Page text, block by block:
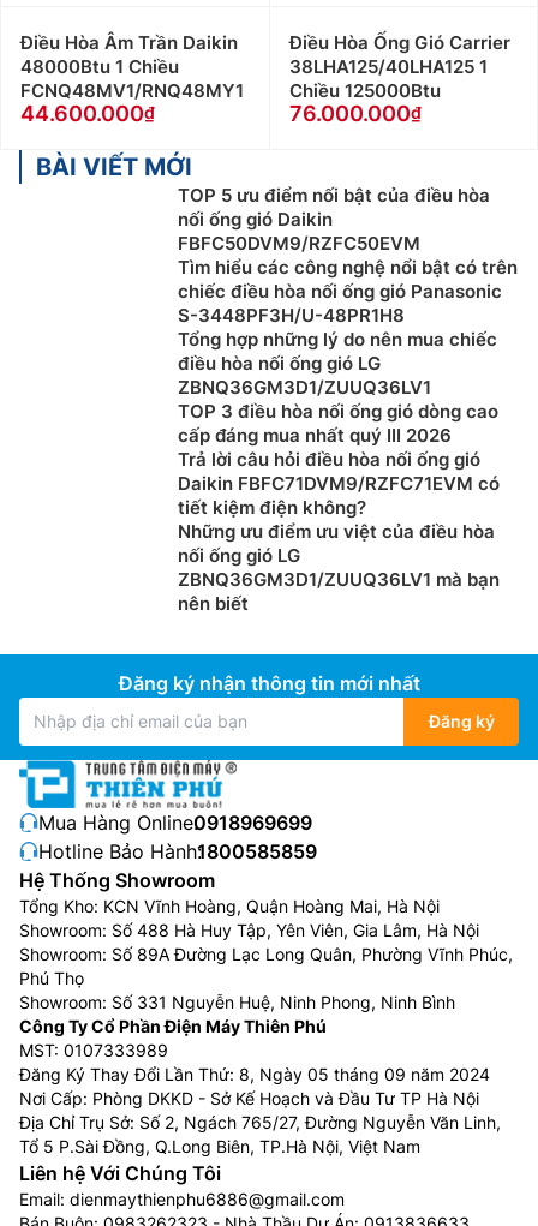
Điều Hòa Âm Trần Daikin
48000Btu 1 Chiều
FCNQ48MV1/RNQ48MY1
44.600.000
Điều Hòa Ống Gió Carrier
38LHA125/40LHA125 1
Chiều 125000Btu
76.000.000
BÀI VIẾT MỚI
TOP 5 ưu điểm nối bật của điều hòa
nối ống gió Daikin
FBFC50DVM9/RZFC50EVM
Tìm hiểu các công nghệ nổi bật có trên
chiếc điều hòa nối ống gió Panasonic
S-3448PF3H/U-48PR1H8
Tổng hợp những lý do nên mua chiếc
điều hòa nối ống gió LG
ZBNQ36GM3D1/ZUUQ36LV1
TOP 3 điều hòa nối ống gió dòng cao
cấp đáng mua nhất quý III 2026
Trả lời câu hỏi điều hòa nối ống gió
Daikin FBFC71DVM9/RZFC71EVM có
tiết kiệm điện không?
Những ưu điểm ưu việt của điều hòa
nối ống gió LG
ZBNQ36GM3D1/ZUUQ36LV1 mà bạn
nên biết
Đăng ký nhận thông tin mới nhất
Đăng ký
Mua Hàng Online:0918969699
Hotline Bảo Hành:1800585859
Hệ Thống Showroom
Tổng Kho: KCN Vĩnh Hoàng, Quận Hoàng Mai, Hà Nội
Showroom: Số 488 Hà Huy Tập, Yên Viên, Gia Lâm, Hà Nội
Showroom: Số 89A Đường Lạc Long Quân, Phường Vĩnh Phúc,
Phú Thọ
Showroom: Số 331 Nguyễn Huệ, Ninh Phong, Ninh Bình
Công Ty Cổ Phần Điện Máy Thiên Phú
MST: 0107333989
Đăng Ký Thay Đổi Lần Thứ: 8, Ngày 05 tháng 09 năm 2024
Nơi Cấp: Phòng DKKD - Sở Kế Hoạch và Đầu Tư TP Hà Nội
Địa Chỉ Trụ Sở: Số 2, Ngách 765/27, Đường Nguyễn Văn Linh,
Tổ 5 P.Sài Đồng, Q.Long Biên, TP.Hà Nội, Việt Nam
Liên hệ Với Chúng Tôi
Email: dienmaythienphu6886@gmail.com